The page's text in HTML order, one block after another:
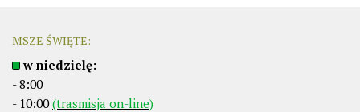
MSZE ŚWIĘTE:
w niedzielę:
- 8:00
- 10:00(trasmisja on-line)